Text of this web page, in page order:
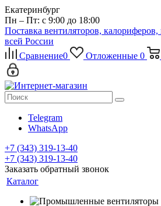
Екатеринбург
Пн – Пт: с 9:00 до 18:00
Поставка вентиляторов, калориферов,
всей России
Сравнение0 Отложенные 0
Telegram
WhatsApp
+7 (343) 319-13-40
+7 (343) 319-13-40
Заказать обратный звонок
Каталог